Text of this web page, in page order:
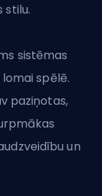
stilu.
sistēmas
spēlē.
paziņotas,
un